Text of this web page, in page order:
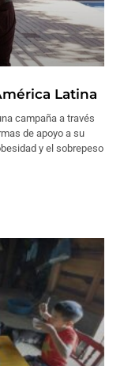
Latina
campaña a través
de apoyo a su
y el sobrepeso